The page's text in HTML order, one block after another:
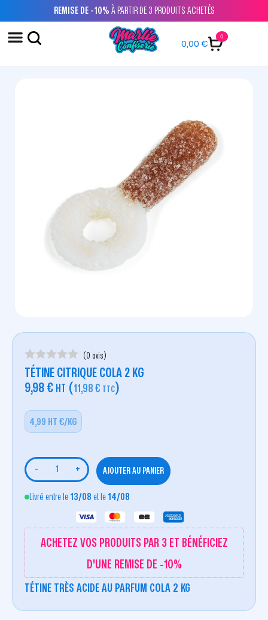
REMISE DE -10% À PARTIR DE 3 PRODUITS ACHETÉS
0,00€
0
(0 avis)
TÉTINE CITRIQUE COLA 2 KG
9,98 € HT (11,98 € TTC)
4,99 HT €/KG
- + AJOUTER AU PANIER
Livré entre le 13/08 et le 14/08
ACHETEZ VOS PRODUITS PAR 3 ET BÉNÉFICIEZ
D'UNE REMISE DE -10%
TÉTINE TRÈS ACIDE AU PARFUM COLA 2 KG